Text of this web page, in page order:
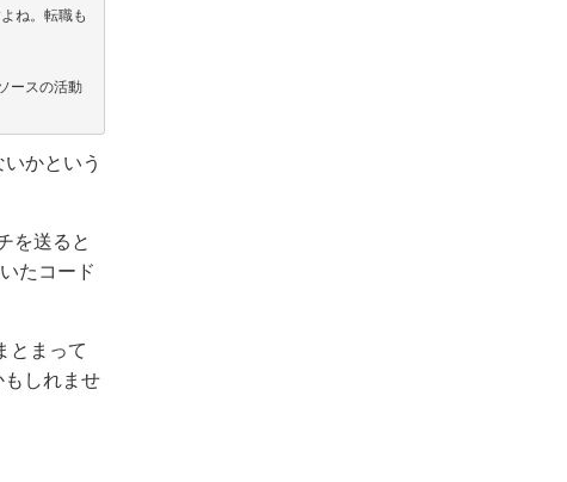
ね。転職も
ースの活動
かという
を送ると
たコード
とまって
しれませ